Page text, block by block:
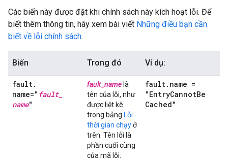
Các biến này được đặt khi chính sách này kích hoạt lỗi. Để
biết thêm thông tin, hãy xem bài viết Những điều bạn cần
biết về lỗi chính sách.
Biến Trong đó Ví dụ:
fault.
name=" fault_
name"
fault_name là
tên của lỗi, như
được liệt kê
trong bảng Lỗi
thời gian chạyở
trên. Tên lỗi là
phần cuối cùng
của mã lỗi.
fault. name =
"EntryCannotBe
Cached"